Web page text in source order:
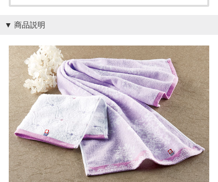
商品説明